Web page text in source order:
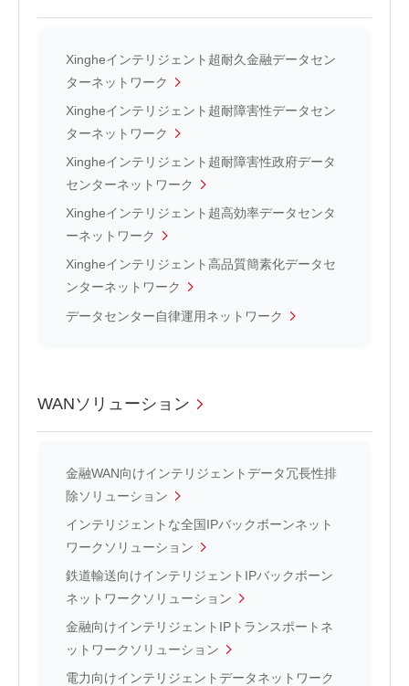
Xingheインテリジェント超耐久金融データセン
ターネットワーク
Xingheインテリジェント超耐障害性データセン
ターネットワーク
Xingheインテリジェント超耐障害性政府データ
センターネットワーク
Xingheインテリジェント超高効率データセンタ
ーネットワーク
Xingheインテリジェント高品質簡素化データセ
ンターネットワーク
データセンター自律運用ネットワーク
WANソリューション
金融WAN向けインテリジェントデータ冗長性排
除ソリューション
インテリジェントな全国IPバックボーンネット
ワークソリューション
鉄道輸送向けインテリジェントIPバックボーン
ネットワークソリューション
金融向けインテリジェントIPトランスポートネ
ットワークソリューション
電力向けインテリジェントデータネットワーク